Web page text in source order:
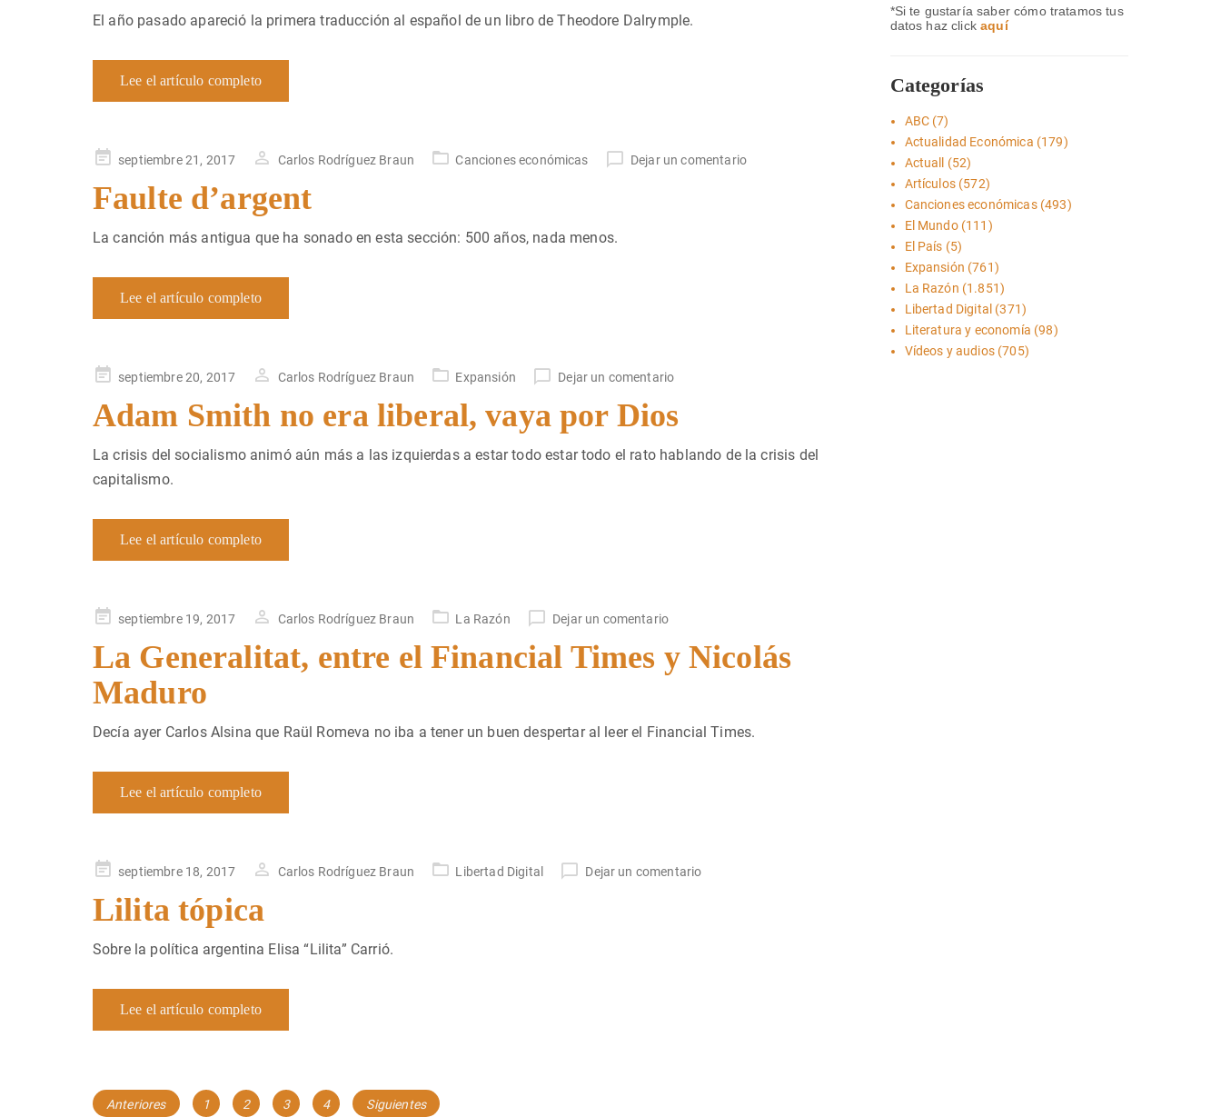
El año pasado apareció la primera traducción al español de un libro de Theodore Dalrymple.
Lee el artículo completo
Publicado
septiembre 21, 2017 Carlos Rodríguez Braun Canciones económicas Dejar un comentario
Faulte d’argent
La canción más antigua que ha sonado en esta sección: 500 años, nada menos.
Lee el artículo completo
Publicado
septiembre 20, 2017 Carlos Rodríguez Braun Expansión Dejar un comentario
Adam Smith no era liberal, vaya por Dios
La crisis del socialismo animó aún más a las izquierdas a estar todo estar todo el rato hablando de la crisis del
capitalismo.
Lee el artículo completo
Publicado
septiembre 19, 2017 Carlos Rodríguez Braun La Razón Dejar un comentario
La Generalitat, entre el Financial Times y Nicolás
Maduro
Decía ayer Carlos Alsina que Raül Romeva no iba a tener un buen despertar al leer el Financial Times.
Lee el artículo completo
Publicado
septiembre 18, 2017 Carlos Rodríguez Braun Libertad Digital Dejar un comentario
Lilita tópica
Sobre la política argentina Elisa “Lilita” Carrió.
Lee el artículo completo
Navegación
Anteriores Página
1 Página
2 Página
3 Página
4 Siguientes
*Si te gustaría saber cómo tratamos tus
datos haz clickaquí
Categorías
ABC(7)
Actualidad Económica (179)
Actuall
(52)
Artículos(572)
Canciones económicas(493)
El Mundo(111)
El País (5)
Expansión (761)
La Razón (1.851)
Libertad Digital (371)
Literatura y economía (98)
Vídeos y audios(705)